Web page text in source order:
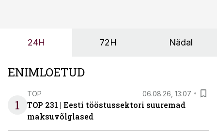
24H 72H Nädal
ENIMLOETUD
1
TOP 06.08.26, 13:07
TOP 231 | Eesti tööstussektori suuremad
maksuvõlglased